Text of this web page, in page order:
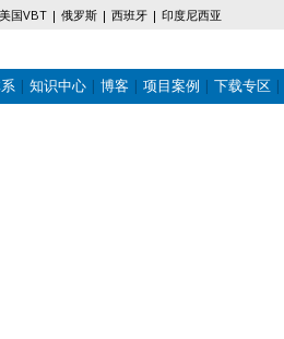
美国VBT 俄罗斯 西班牙 印度尼西亚
知识中心 博客 项目案例 下载专区